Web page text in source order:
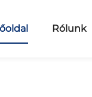
Rólunk